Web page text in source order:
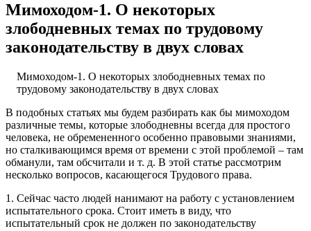
Мимоходом-1. О некоторых
злободневных темах по трудовому
законодательству в двух словах
Мимоходом-1. О некоторых злободневных темах по
трудовому законодательству в двух словах
В подобных статьях мы будем разбирать как бы мимоходом
различные темы, которые злободневны всегда для простого
человека, не обремененного особенно правовыми знаниями,
но сталкивающимся время от времени с этой проблемой – там
обманули, там обсчитали и т. д. В этой статье рассмотрим
несколько вопросов, касающегося Трудового права.
1. Сейчас часто людей нанимают на работу с установлением
испытательного срока. Стоит иметь в виду, что
испытательный срок не должен по законодательству